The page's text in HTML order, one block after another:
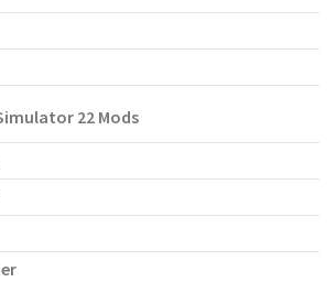
22 Mods